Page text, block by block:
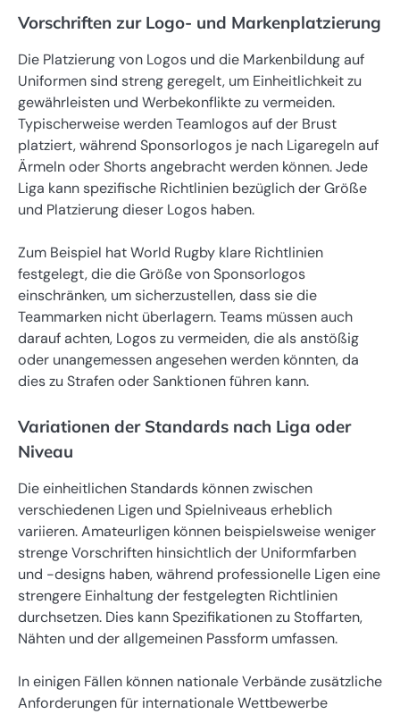
Vorschriften zur Logo- und Markenplatzierung
Die Platzierung von Logos und die Markenbildung auf
Uniformen sind streng geregelt, um Einheitlichkeit zu
gewährleisten und Werbekonflikte zu vermeiden.
Typischerweise werden Teamlogos auf der Brust
platziert, während Sponsorlogos je nach Ligaregeln auf
Ärmeln oder Shorts angebracht werden können. Jede
Liga kann spezifische Richtlinien bezüglich der Größe
und Platzierung dieser Logos haben.
Zum Beispiel hat World Rugby klare Richtlinien
festgelegt, die die Größe von Sponsorlogos
einschränken, um sicherzustellen, dass sie die
Teammarken nicht überlagern. Teams müssen auch
darauf achten, Logos zu vermeiden, die als anstößig
oder unangemessen angesehen werden könnten, da
dies zu Strafen oder Sanktionen führen kann.
Variationen der Standards nach Liga oder
Niveau
Die einheitlichen Standards können zwischen
verschiedenen Ligen und Spielniveaus erheblich
variieren. Amateurligen können beispielsweise weniger
strenge Vorschriften hinsichtlich der Uniformfarben
und -designs haben, während professionelle Ligen eine
strengere Einhaltung der festgelegten Richtlinien
durchsetzen. Dies kann Spezifikationen zu Stoffarten,
Nähten und der allgemeinen Passform umfassen.
In einigen Fällen können nationale Verbände zusätzliche
Anforderungen für internationale Wettbewerbe